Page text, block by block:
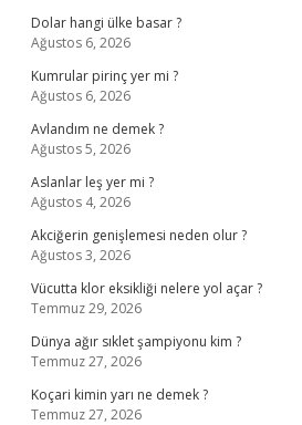
Dolar hangi ülke basar ?
Ağustos 6, 2026
Kumrular pirinç yer mi ?
Ağustos 6, 2026
Avlandım ne demek ?
Ağustos 5, 2026
Aslanlar leş yer mi ?
Ağustos 4, 2026
Akciğerin genişlemesi neden olur ?
Ağustos 3, 2026
Vücutta klor eksikliği nelere yol açar ?
Temmuz 29, 2026
Dünya ağır sıklet şampiyonu kim ?
Temmuz 27, 2026
Koçari kimin yarı ne demek ?
Temmuz 27, 2026